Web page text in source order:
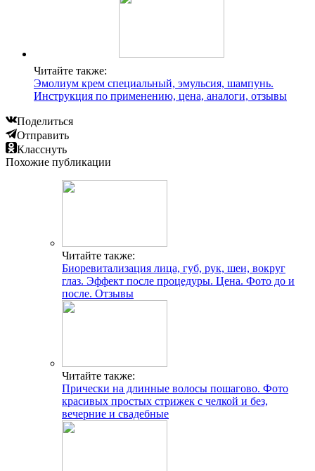
Читайте также:
Эмолиум крем специальный, эмульсия, шампунь.
Инструкция по применению, цена, аналоги, отзывы
Поделиться
Отправить
Класснуть
Похожие публикации
Читайте также:
Биоревитализация лица, губ, рук, шеи, вокруг
глаз. Эффект после процедуры. Цена. Фото до и
после. Отзывы
Читайте также:
Прически на длинные волосы пошагово. Фото
красивых простых стрижек с челкой и без,
вечерние и свадебные